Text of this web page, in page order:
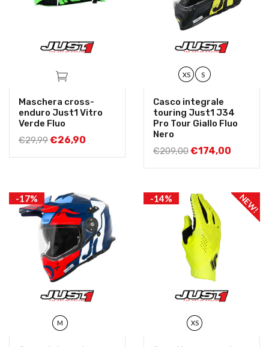
Maschera cross-
enduro Just1 Vitro
Verde Fluo
€29,99€26,90
XS S
Casco integrale
touring Just1 J34
Pro Tour Giallo Fluo
Nero
€209,00€174,00
-17%
M
-14% NEW!
XS